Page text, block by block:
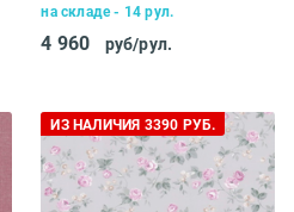
на складе - 14 рул.
4 960 руб/рул.
ИЗ НАЛИЧИЯ 3390 РУБ.